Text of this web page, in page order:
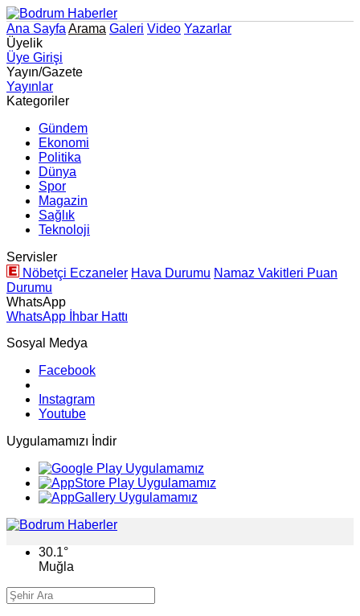
Ana Sayfa Arama Galeri Video Yazarlar
Üyelik
Üye Girişi
Yayın/Gazete
Yayınlar
Kategoriler
Gündem
Ekonomi
Politika
Dünya
Spor
Magazin
Sağlık
Teknoloji
Servisler
Nöbetçi Eczaneler Hava Durumu Namaz Vakitleri Puan
Durumu
WhatsApp
WhatsApp İhbar Hattı
Sosyal Medya
Facebook
Instagram
Youtube
Uygulamamızı İndir
30.1°
Muğla